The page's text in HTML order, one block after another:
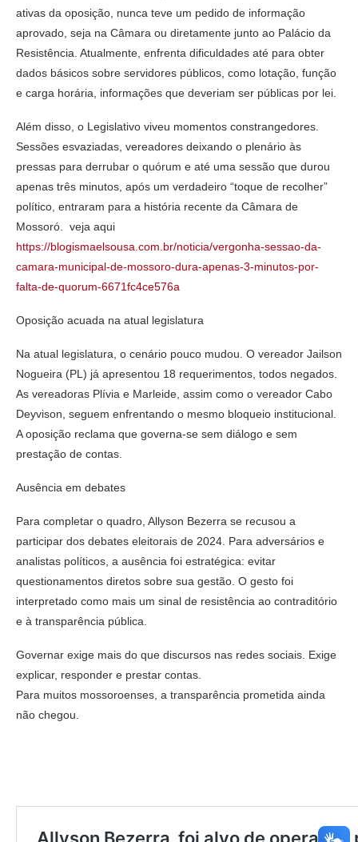
ativas da oposição, nunca teve um pedido de informação
aprovado, seja na Câmara ou diretamente junto ao Palácio da
Resistência. Atualmente, enfrenta dificuldades até para obter
dados básicos sobre servidores públicos, como lotação, função
e carga horária, informações que deveriam ser públicas por lei.
Além disso, o Legislativo viveu momentos constrangedores.
Sessões esvaziadas, vereadores deixando o plenário às
pressas para derrubar o quórum e até uma sessão que durou
apenas três minutos, após um verdadeiro “toque de recolher”
político, entraram para a história recente da Câmara de
Mossoró. veja aqui
https://blogismaelsousa.com.br/noticia/vergonha-sessao-da-
camara-municipal-de-mossoro-dura-apenas-3-minutos-por-
falta-de-quorum-6671fc4ce576a
Oposição acuada na atual legislatura
Na atual legislatura, o cenário pouco mudou. O vereador Jailson
Nogueira (PL) já apresentou 18 requerimentos, todos negados.
As vereadoras Plívia e Marleide, assim como o vereador Cabo
Deyvison, seguem enfrentando o mesmo bloqueio institucional.
A oposição reclama que governa-se sem diálogo e sem
prestação de contas.
Ausência em debates
Para completar o quadro, Allyson Bezerra se recusou a
participar dos debates eleitorais de 2024. Para adversários e
analistas políticos, a ausência foi estratégica: evitar
questionamentos diretos sobre sua gestão. O gesto foi
interpretado como mais um sinal de resistência ao contraditório
e à transparência pública.
Governar exige mais do que discursos nas redes sociais. Exige
explicar, responder e prestar contas.
Para muitos mossoroenses, a transparência prometida ainda
não chegou.